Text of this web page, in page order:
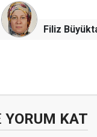
Filiz
YORUM KAT